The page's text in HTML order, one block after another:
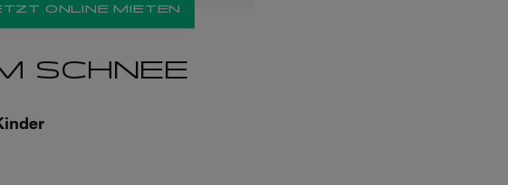
ONLINE MIETEN
SCHNEE